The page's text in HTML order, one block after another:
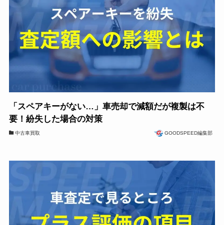
「スペアキーがない…」車売却で減額だが複製は不
要！紛失した場合の対策
中古車買取 GOODSPEED編集部